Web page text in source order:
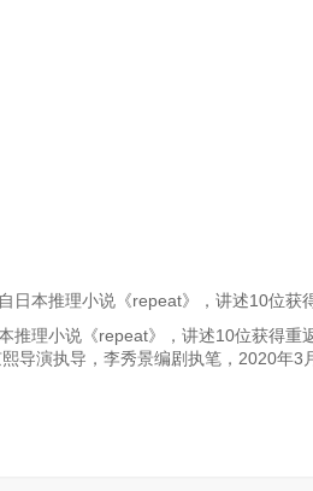
日本推理小说《repeat》，讲述10位获
推理小说《repeat》，讲述10位获得重
演执导，李秀景编剧执笔，2020年3月